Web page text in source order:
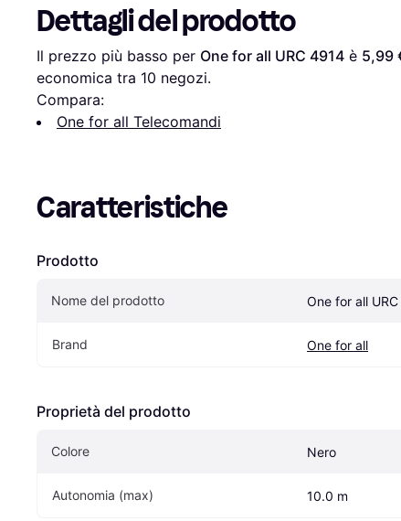
Dettagli del prodotto
Il prezzo più basso per One for all URC 4914 è 5,99
economica tra 10 negozi.
Compara:
One for all Telecomandi
Caratteristiche
Prodotto
Nome del prodotto One for all
Brand One for all
Proprietà del prodotto
Colore Nero
Autonomia (max) 10.0 m